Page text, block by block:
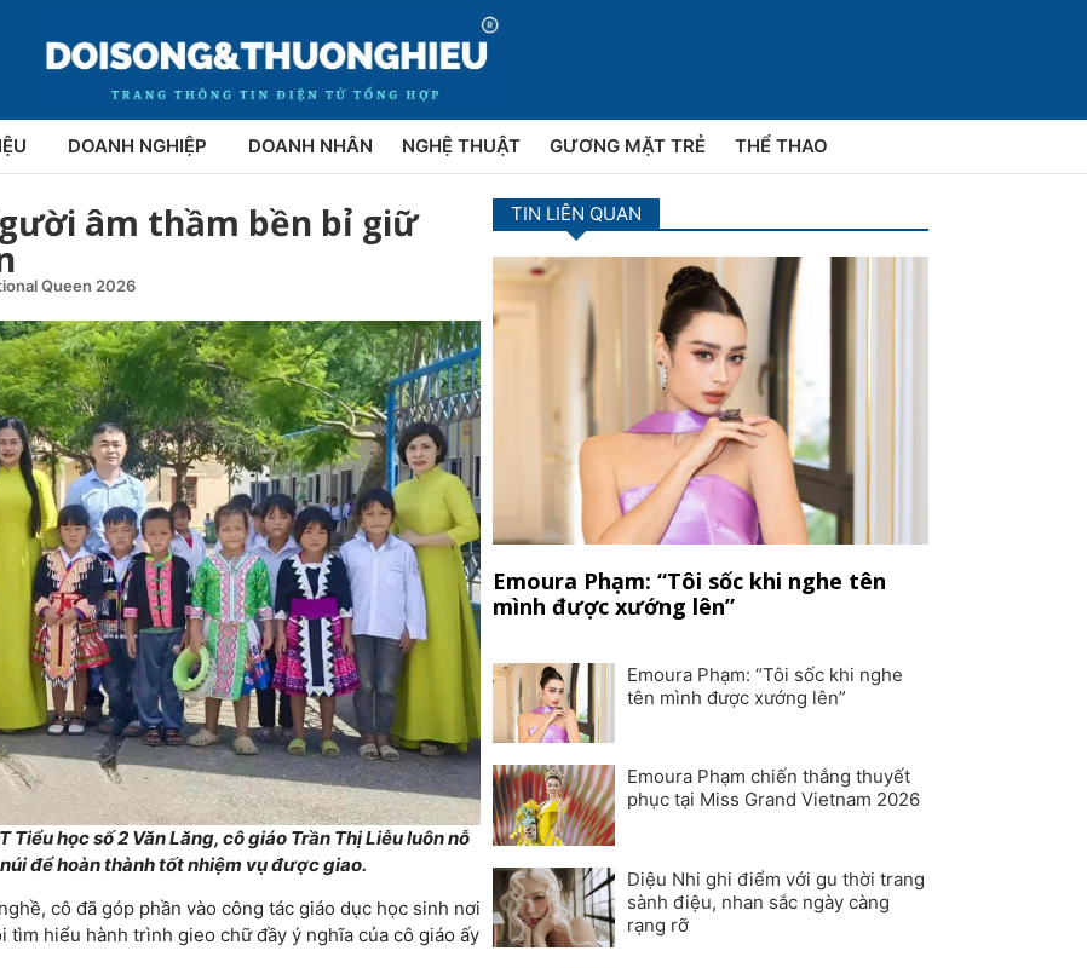
DOANH NGHIỆP DOANH NHÂN NGHỆ THUẬT GƯƠNG MẶT TRẺ THỂ THAO
âm thầm bền bỉ giữ
Queen 2026
học số 2 Văn Lăng, cô giáo Trần Thị Liễu luôn nỗ
để hoàn thành tốt nhiệm vụ được giao.
cô đã góp phần vào công tác giáo dục học sinh nơi
hiểu hành trình gieo chữ đầy ý nghĩa của cô giáo ấy
TIN LIÊN QUAN
Emoura Phạm: “Tôi sốc khi nghe tên
mình được xướng lên”
Emoura Phạm: “Tôi sốc khi nghe
tên mình được xướng lên”
Emoura Phạm chiến thắng thuyết
phục tại Miss Grand Vietnam 2026
Diệu Nhi ghi điểm với gu thời trang
sành điệu, nhan sắc ngày càng
rạng rỡ